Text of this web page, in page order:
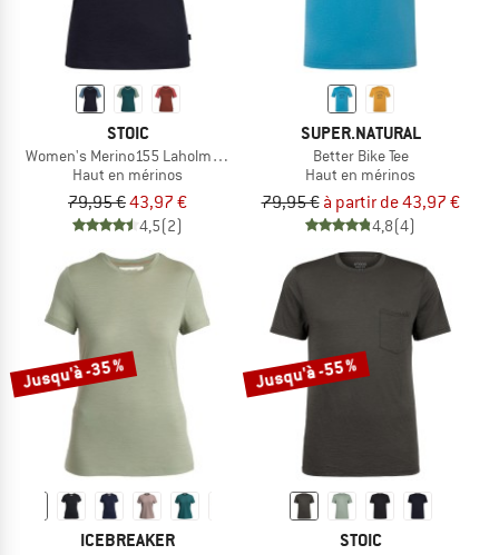
STOIC
Women's Merino155 LaholmSt. Raglan Shirt
Haut en mérinos
79,95 €43,97 €
4,5(2)
SUPER.NATURAL
Better Bike Tee
Haut en mérinos
79,95 € à partir de 43,97 €
4,8(4)
Jusqu'à -35 %
ICEBREAKER
Jusqu'à -55 %
STOIC